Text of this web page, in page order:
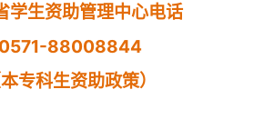
学生资助管理中心电话
0571-88008844
本专科生资助政策）